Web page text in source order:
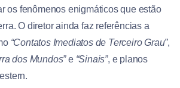
os fenômenos enigmáticos que estão
O diretor ainda faz referências a
“Contatos Imediatos de Terceiro Grau”,
dos Mundos”e “Sinais”, e planos